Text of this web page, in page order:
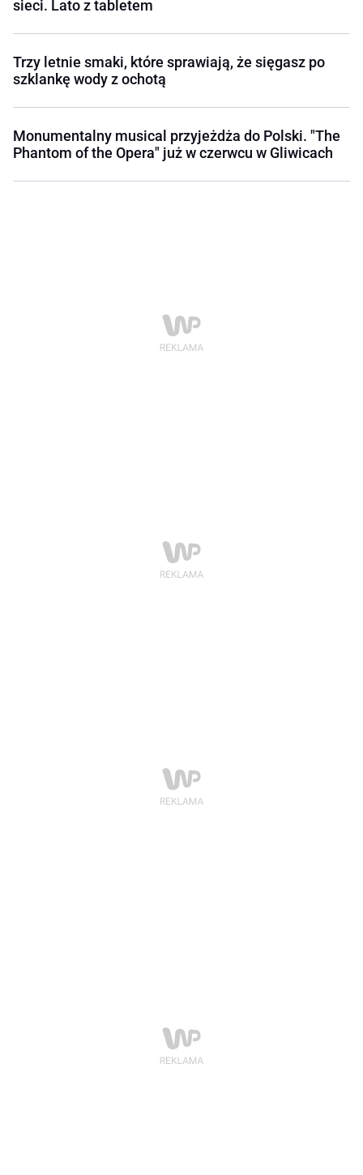
sieci. Lato z tabletem
Trzy letnie smaki, które sprawiają, że sięgasz po
szklankę wody z ochotą
Monumentalny musical przyjeżdża do Polski. "The
Phantom of the Opera" już w czerwcu w Gliwicach